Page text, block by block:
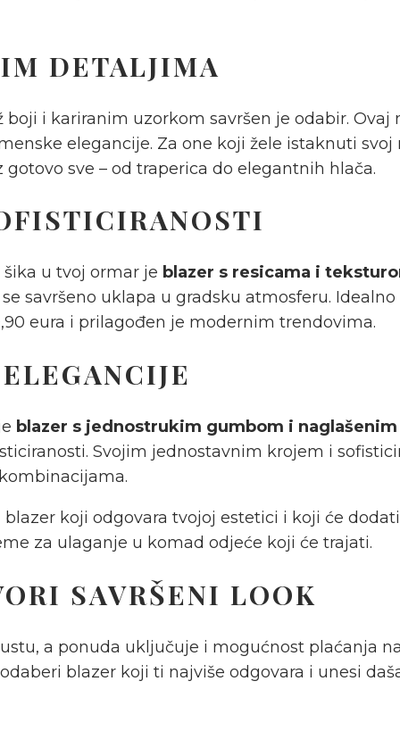
DETALJIMA
boji i kariranim uzorkom savršen je odabir.
elegancije. Za one koji žele istaknuti
sve – od traperica do elegantnih hlača.
u tvoj ormar je blazer s resicama i
savršeno uklapa u gradsku atmosferu.
eura i prilagođen je modernim trendovima.
blazer s jednostrukim gumbom i
Svojim jednostavnim krojem i
koji odgovara tvojoj estetici i koji će
za ulaganje u komad odjeće koji će trajati.
SAVRŠENI LOOK
a ponuda uključuje i mogućnost plaćanja
blazer koji ti najviše odgovara i unesi